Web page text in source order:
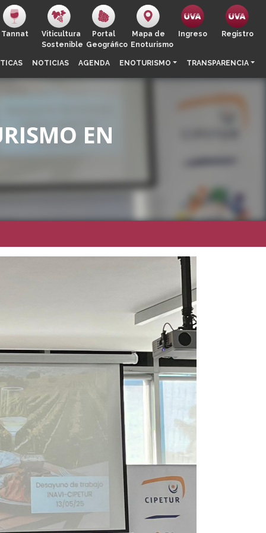
Tannat
Viticultura
Sostenible
Portal
Geográfico
Mapa de
Enoturismo
Ingreso Registro
NOTICIAS AGENDA ENOTURISMO TRANSPARENCIA
EN